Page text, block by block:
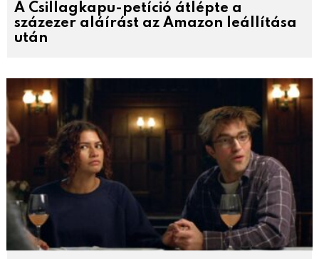
A Csillagkapu-petíció átlépte a
százezer aláírást az Amazon leállítása
után